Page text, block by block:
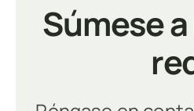
Súmese